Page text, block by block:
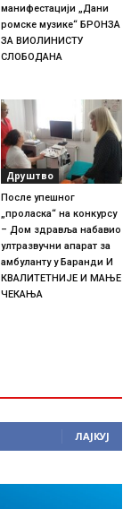
манифестацији „Дани
ромске музике“ БРОНЗА
ЗА ВИОЛИНИСТУ
СЛОБОДАНА
Друштво
После упешног
„проласка“ на конкурсу
– Дом здравља набавио
ултразвучни апарат за
амбуланту у Баранди И
КВАЛИТЕТНИЈЕ И МАЊЕ
ЧЕКАЊА
ЛАЈКУЈ